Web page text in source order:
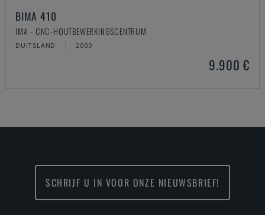
BIMA 410
IMA - CNC-HOUTBEWERKINGSCENTRUM
DUITSLAND 2000
9.900 €
SCHRIJF U IN VOOR ONZE NIEUWSBRIEF!